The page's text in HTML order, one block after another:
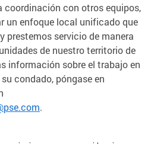
con otros equipos,
un enfoque local unificado que
prestemos servicio de manera
de nuestro territorio de
información sobre el trabajo en
condado, póngase en
.